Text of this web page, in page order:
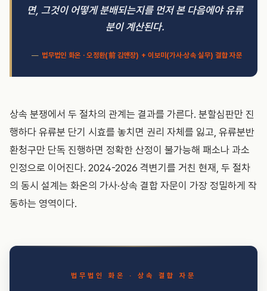
면, 그것이 어떻게 분배되는지를 먼저 본 다음에야 유류
분이 계산된다.
법무법인 화온 · 오정환(前 김앤장) + 이보미(가사·상속 실무) 결합 자문
상속 분쟁에서 두 절차의 관계는 결과를 가른다. 분할심판만 진
행하다 유류분 단기 시효를 놓치면 권리 자체를 잃고, 유류분반
환청구만 단독 진행하면 정확한 산정이 불가능해 패소나 과소
인정으로 이어진다. 2024-2026 격변기를 거친 현재, 두 절차
의 동시 설계는 화온의 가사·상속 결합 자문이 가장 정밀하게 작
동하는 영역이다.
법무법인 화온 · 상속 결합 자문